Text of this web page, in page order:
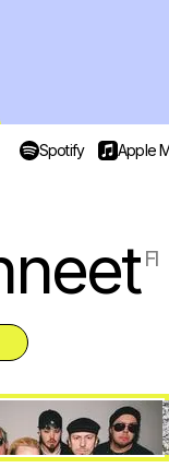
Spotify Apple
FI